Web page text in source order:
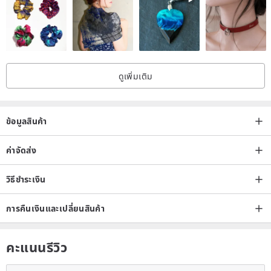
ดูเพิ่มเติม
ข้อมูลสินค้า
ค่าจัดส่ง
วิธีชำระเงิน
การคืนเงินและเปลี่ยนสินค้า
คะแนนรีวิว